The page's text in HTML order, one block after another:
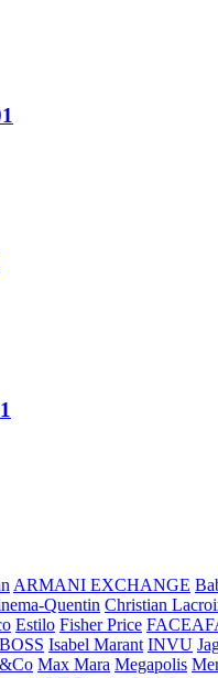
ARMANI EXCHANGE
Quentin Christian
Estilo Fisher Price
Isabel Marant INVU
Max Mara Megapolis